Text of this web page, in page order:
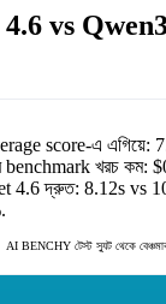
vs
score-এ এগিয়ে:
benchmark খরচ কম:
4.6দ্রুত: 8.12svs
.
AI BENCHY টেস্ট স্যুট থেকে